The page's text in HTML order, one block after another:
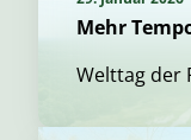
Mehr
Welttag der